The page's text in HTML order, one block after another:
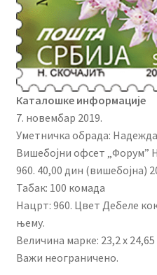
Каталошке информације
7. новембар 2019.
Уметничка обрада:
Вишебојни офсет „Форум”
960. 40,00 дин (вишебојна)
Табак: 100 комада
Нацрт: 960. Цвет Дебеле
њему.
Величина марке: 23,2 x
Важи неограничено.